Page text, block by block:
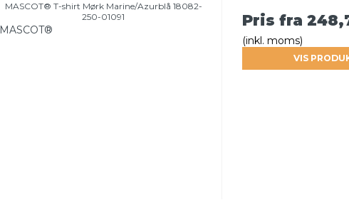
MASCOT® T-shirt Mørk Marine/Azurblå 18082-
250-01091
MASCOT®
Pris fra
(inkl. moms)
VIS